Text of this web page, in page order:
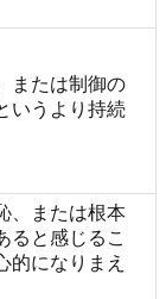
または制御の
いうより持続
、または根本
ると感じるこ
的になりまえ